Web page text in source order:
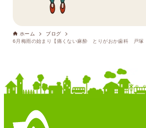
ホーム
ブログ
6月梅雨の始まり【痛くない麻酔 とりがおか歯科 戸